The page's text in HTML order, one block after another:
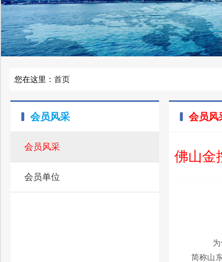
您在这里： 首页
会员风采
会员风采
会员单位
会员风
佛山金
简称山